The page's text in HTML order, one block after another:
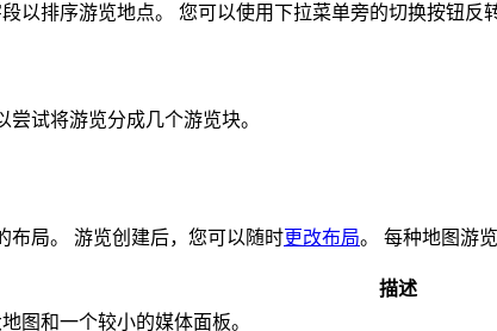
以排序游览地点。 您可以使用下拉菜单旁的切换按钮反
试将游览分成几个游览块。
布局。 游览创建后，您可以随时更改布局。 每种地图游
描述
图和一个较小的媒体面板。